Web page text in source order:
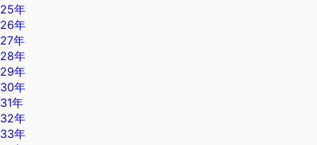
25年
26年
27年
28年
29年
30年
31年
32年
33年